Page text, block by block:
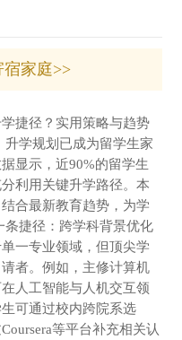
家庭>>
捷径？实用策略与趋势
学规划已成为留学生家
显示，近90%的留学生
利用关键升学路径。本
合最新教育趋势，为学
捷径：跨学科背景优化
一专业领域，但顶尖学
者。例如，主修计算机
人工智能与人机交互领
可通过校内跨院系选
等平台补充相关认